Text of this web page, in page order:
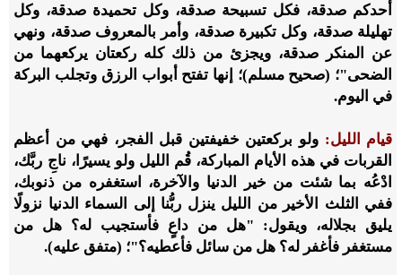
أحدكم صدقة، فكل تسبيحة صدقة، وكل تحميدة صدقة، وكل
تهليلة صدقة، وكل تكبيرة صدقة، وأمر بالمعروف صدقة، ونهي
عن المنكر صدقة، ويجزئ من ذلك كله ركعتان يركعهما من
الضحى"؛ (صحيح مسلم)؛ إنها تفتح أبواب الرزق وتجلب البركة
في اليوم.
قيام الليل: ولو بركعتين خفيفتين قبل الفجر، فهي من أعظم
القربات في هذه الأيام المباركة، قُم الليل ولو يسيرًا، ناجِ ربَّك،
ادْعُه بما شئت من خير الدنيا والآخرة، استغفره من ذنوبك،
ففي الثلث الأخير من الليل ينزل ربُّنا إلى السماء الدنيا نزولًا
يليق بجلاله، ويقول: "هل من داعٍ فأستجيب له؟ هل من
مستغفر فأغفر له؟ هل من سائل فأعطيه؟"؛ (متفق عليه).